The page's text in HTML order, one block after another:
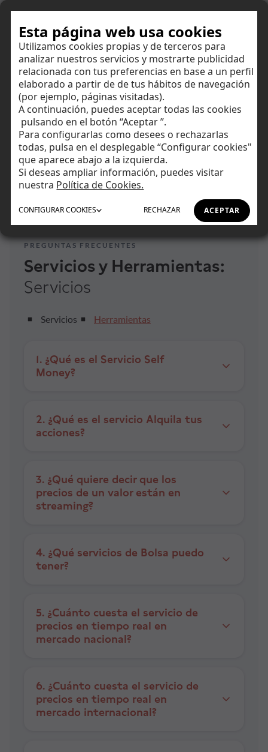
Esta página web usa cookies
Utilizamos cookies propias y de terceros para
analizar nuestros servicios y mostrarte publicidad
relacionada con tus preferencias en base a un perfil
elaborado a partir de de tus hábitos de navegación
(por ejemplo, páginas visitadas).
A continuación, puedes aceptar todas las cookies
pulsando en el botón “Aceptar ”.
Para configurarlas como desees o rechazarlas
todas, pulsa en el desplegable “Configurar cookies"
que aparece abajo a la izquierda.
Si deseas ampliar información, puedes visitar
nuestra Política de Cookies.
ACEPTAR
RECHAZAR
CONFIGURARCOOKIES
Ahorrar
Invertir
Tu día a día
Formación
Ayuda
Centro de ayuda
Encuentra respuestas a todas tus dudas y amplía tus
conocimientos financieros.
PREGUNTAS FRECUENTES
Servicios y Herramientas
Servicios
Servicios Herramientas
1. ¿Qué es el Servicio Self
Money?
2. ¿Qué es el servicio Alquila tus
acciones?
3. ¿Qué quiere decir que los
precios de un valor están en
streaming?
4. ¿Qué servicios de Bolsa puedo
tener?
5. ¿Cuánto cuesta el servicio de
precios en tiempo real en
mercado nacional?
6. ¿Cuánto cuesta el servicio de
precios en tiempo real en
mercado internacional?